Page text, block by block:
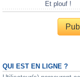
Et plouf !
QUI EST EN LIGNE ?